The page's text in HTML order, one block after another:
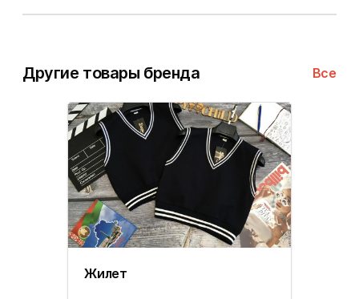
Другие товары бренда Все
Жилет